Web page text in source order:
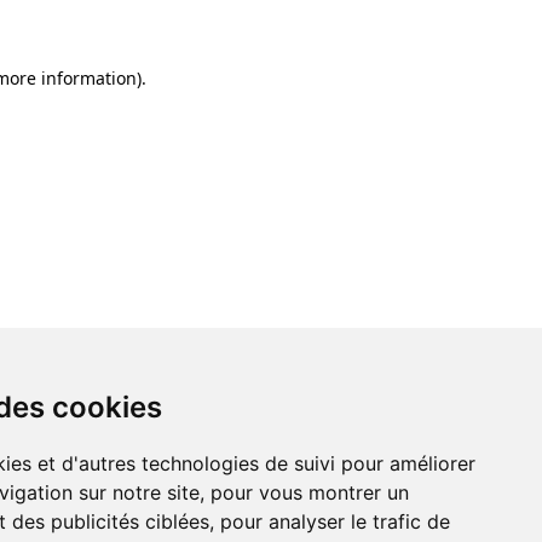
cookies
et d'autres technologies de suivi pour améliorer
sur notre site, pour vous montrer un
des publicités ciblées, pour analyser le trafic de
information).